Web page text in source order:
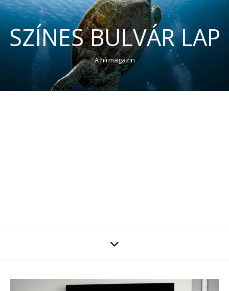
SZÍNES BULVÁR LAP
A hírmagazin